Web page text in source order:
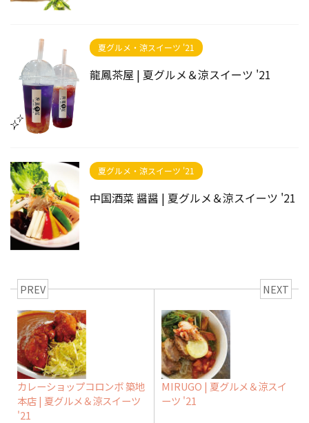
夏グルメ・涼スイーツ '21
龍鳳茶屋 | 夏グルメ＆涼スイーツ '21
夏グルメ・涼スイーツ '21
中国酒菜 醤醤 | 夏グルメ＆涼スイーツ '21
PREV
カレーショップコロンボ 築地
本店 | 夏グルメ＆涼スイーツ
'21
NEXT
MIRUGO | 夏グルメ＆涼スイ
ーツ '21